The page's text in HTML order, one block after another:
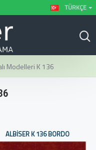
TÜRKÇE
Modelleri K 136
ALBISER K 136 BORDO